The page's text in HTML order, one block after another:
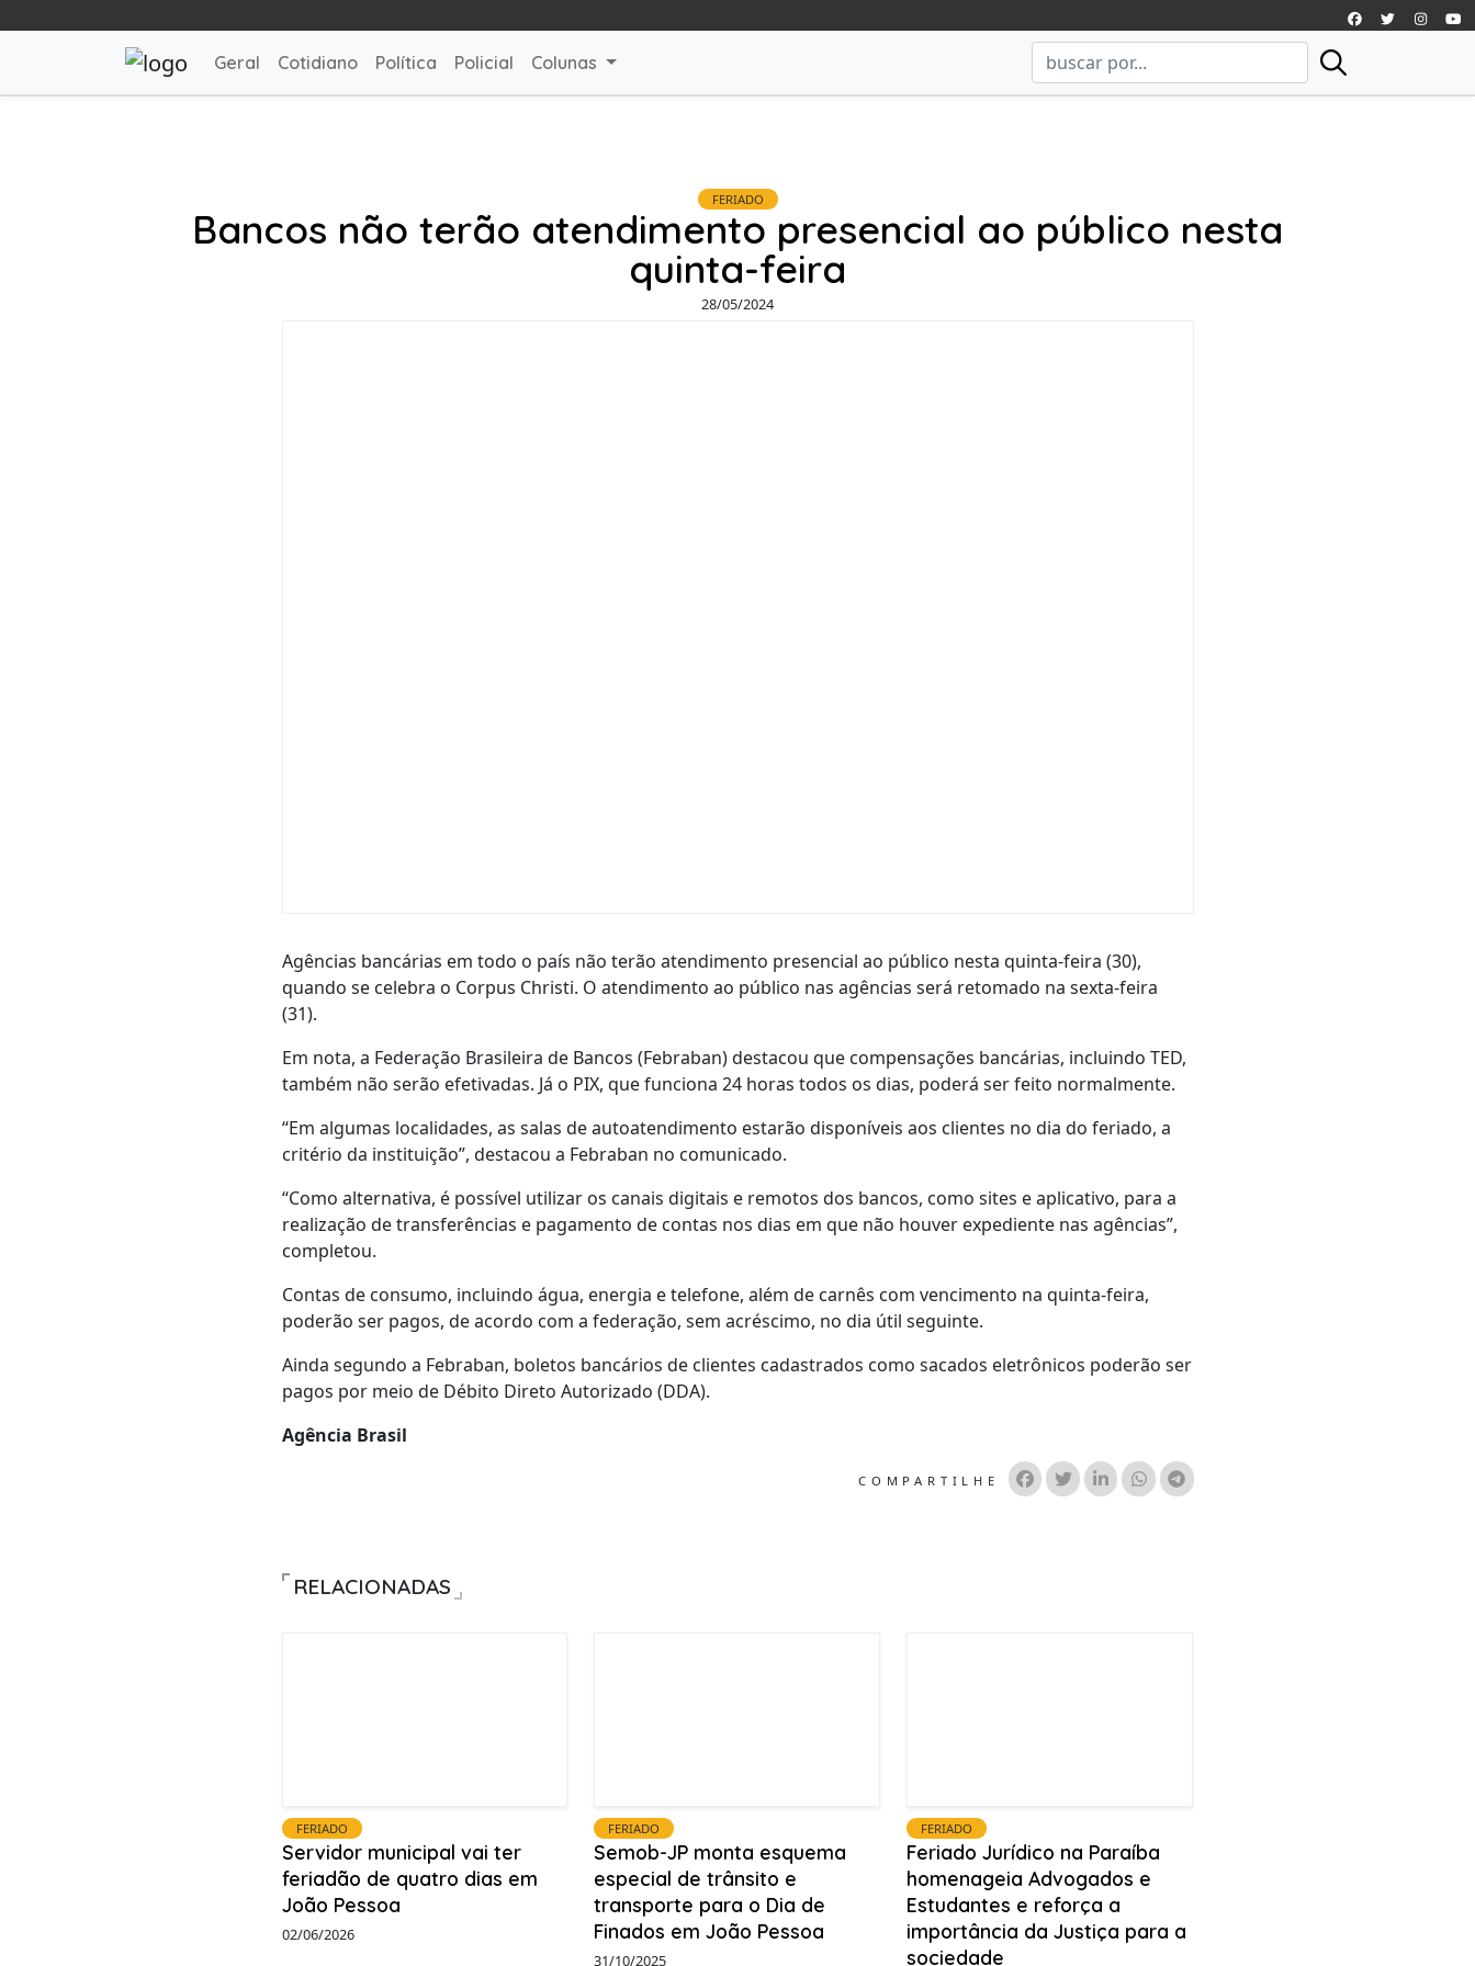
Geral Cotidiano Política Policial Colunas
FERIADO
Bancos não terão atendimento presencial ao público nesta
quinta-feira
28/05/2024
Agências bancárias em todo o país não terão atendimento presencial ao público nesta quinta-feira (30),
quando se celebra o Corpus Christi. O atendimento ao público nas agências será retomado na sexta-feira
(31).
Em nota, a Federação Brasileira de Bancos (Febraban) destacou que compensações bancárias, incluindo TED,
também não serão efetivadas. Já o PIX, que funciona 24 horas todos os dias, poderá ser feito normalmente.
“Em algumas localidades, as salas de autoatendimento estarão disponíveis aos clientes no dia do feriado, a
critério da instituição”, destacou a Febraban no comunicado.
“Como alternativa, é possível utilizar os canais digitais e remotos dos bancos, como sites e aplicativo, para a
realização de transferências e pagamento de contas nos dias em que não houver expediente nas agências”,
completou.
Contas de consumo, incluindo água, energia e telefone, além de carnês com vencimento na quinta-feira,
poderão ser pagos, de acordo com a federação, sem acréscimo, no dia útil seguinte.
Ainda segundo a Febraban, boletos bancários de clientes cadastrados como sacados eletrônicos poderão ser
pagos por meio de Débito Direto Autorizado (DDA).
Agência Brasil
COMPARTILHE
RELACIONADAS
FERIADO
Servidor municipal vai ter
feriadão de quatro dias em
João Pessoa
02/06/2026
FERIADO
Semob-JP monta esquema
especial de trânsito e
transporte para o Dia de
Finados em João Pessoa
31/10/2025
FERIADO
Feriado Jurídico na Paraíba
homenageia Advogados e
Estudantes e reforça a
importância da Justiça para a
sociedade